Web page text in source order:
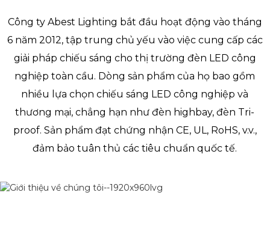
Công ty Abest Lighting bắt đầu hoạt động vào tháng
6 năm 2012, tập trung chủ yếu vào việc cung cấp các
giải pháp chiếu sáng cho thị trường đèn LED công
nghiệp toàn cầu. Dòng sản phẩm của họ bao gồm
nhiều lựa chọn chiếu sáng LED công nghiệp và
thương mại, chẳng hạn như đèn highbay, đèn Tri-
proof. Sản phẩm đạt chứng nhận CE, UL, RoHS, v.v.,
đảm bảo tuân thủ các tiêu chuẩn quốc tế.